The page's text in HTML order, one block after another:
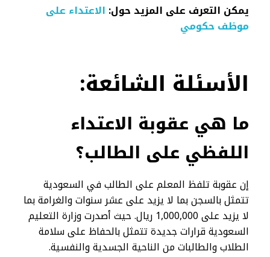
يمكن التعرف على المزيد حول: الاعتداء على
موظف حكومي
الأسئلة الشائعة:
ما هي عقوبة الاعتداء
اللفظي على الطالب؟
إن عقوبة تلفظ المعلم على الطالب في السعودية
تتمثل بالسجن بما لا يزيد على عشر سنوات والغرامة بما
لا يزيد على 1,000,000 ريال. حيث أصدرت وزارة التعليم
السعودية قرارات جديدة تتمثل بالحفاظ على سلامة
الطلاب والطالبات من الناحية الجسدية والنفسية.